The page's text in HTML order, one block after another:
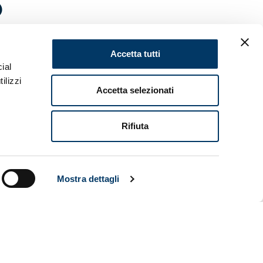
Mostra dettagli
Accetta tutti
Accetta selezionati
Rifiuta
Contro